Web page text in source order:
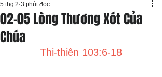
02-05 Lòng Thương Xót Của
Chúa
5 thg 2 3 phút đọc
Thi-thiên 103:6-18